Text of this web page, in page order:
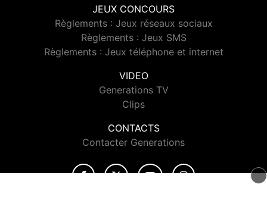
JEUX CONCOURS
Règlements : Jeux réseaux sociaux
Règlements : Jeux SMS
Règlements : Jeux téléphone et internet
VIDEO
Generations TV
Clips
CONTACTS
Contacter Generations